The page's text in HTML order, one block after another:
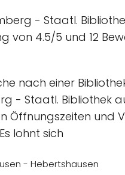
- Staatl.
von 4.5/5 und 12
nach einer
- Staatl. Bibliothek
Öffnungszeiten und
lohnt sich
- Hebertshausen